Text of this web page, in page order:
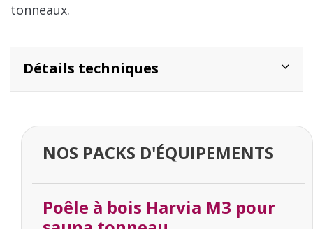
tonneaux.
Détails techniques
NOS PACKS D'ÉQUIPEMENTS
Poêle à bois Harvia M3 pour